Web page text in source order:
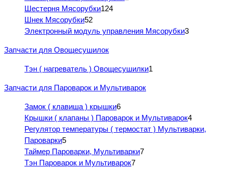
Шестерня Мясорубки124
Шнек Мясорубки52
Электронный модуль управления Мясорубки3
Запчасти для Овощесушилок
Тэн ( нагреватель ) Овощесушилки1
Запчасти для Пароварок и Мультиварок
Замок ( клавиша ) крышки6
Крышки ( клапаны ) Пароварок и Мультиварок4
Регулятор температуры ( термостат ) Мультиварки,
Пароварки5
Таймер Пароварки, Мультиварки7
Тэн Пароварок и Мультиварок7